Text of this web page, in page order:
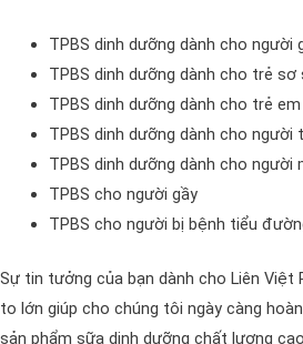
TPBS dinh dưỡng dành cho người
TPBS dinh dưỡng dành cho trẻ sơ
TPBS dinh dưỡng dành cho trẻ em
TPBS dinh dưỡng dành cho người
TPBS dinh dưỡng dành cho người
TPBS cho người gầy
TPBS cho người bị bệnh tiểu
Sự tin tưởng của bạn dành cho Liên Việt
to lớn giúp cho chúng tôi ngày càng
sản phẩm sữa dinh dưỡng chất lượng